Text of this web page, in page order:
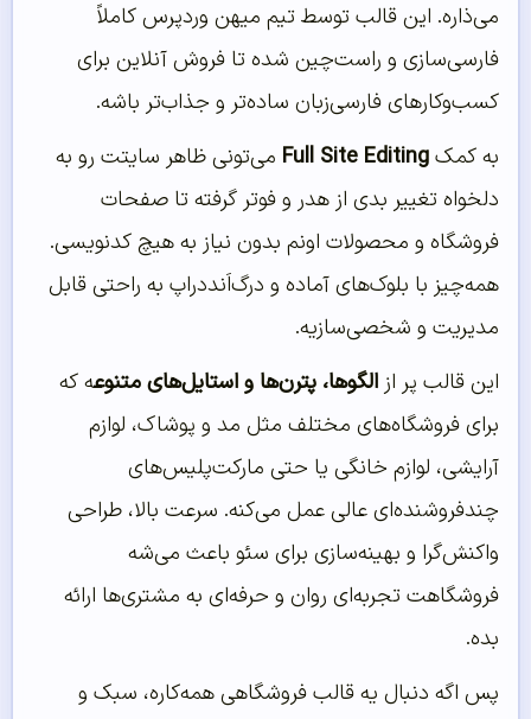
می‌ذاره. این قالب توسط تیم میهن وردپرس کاملاً
فارسی‌سازی و راست‌چین شده تا فروش آنلاین برای
کسب‌وکارهای فارسی‌زبان ساده‌تر و جذاب‌تر باشه.
به کمکFull Site Editing می‌تونی ظاهر سایتت رو به
دلخواه تغییر بدی از هدر و فوتر گرفته تا صفحات
فروشگاه و محصولات اونم بدون نیاز به هیچ کدنویسی.
همه‌چیز با بلوک‌های آماده و درگ‌اَند‌دراپ به راحتی قابل
مدیریت و شخصی‌سازیه.
این قالب پر از الگوها، پترن‌ها و استایل‌های متنوعه که
برای فروشگاه‌های مختلف مثل مد و پوشاک، لوازم
آرایشی، لوازم خانگی یا حتی مارکت‌پلیس‌های
چندفروشنده‌ای عالی عمل می‌کنه. سرعت بالا، طراحی
واکنش‌گرا و بهینه‌سازی برای سئو باعث می‌شه
فروشگاهت تجربه‌ای روان و حرفه‌ای به مشتری‌ها ارائه
بده.
پس اگه دنبال یه قالب فروشگاهی همه‌کاره، سبک و